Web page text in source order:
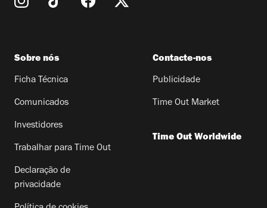
Sobre nós
Ficha Técnica
Comunicados
Investidores
Trabalhar para Time Out
Declaração de
privacidade
Contacte-nos
Publicidade
Time Out Market
Time Out Worldwide